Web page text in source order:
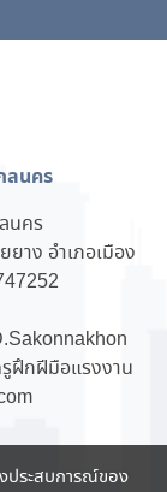
ลนคร
นคร
าง อำเภอเมือง
ฝึกฝีมือแรงงาน
ประสบการณ์ของ